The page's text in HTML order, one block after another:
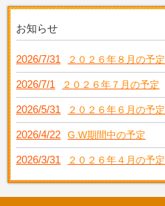
お知らせ
2026/7/31 ２０２６年８月の予定
2026/7/1 ２０２６年７月の予定
2026/5/31 ２０２６年６月の予定
2026/4/22 G.W期間中の予定
2026/3/31 ２０２６年４月の予定